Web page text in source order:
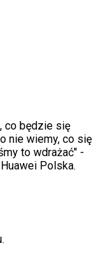
co będzie się
nie wiemy, co się
to wdrażać" -
Polska.